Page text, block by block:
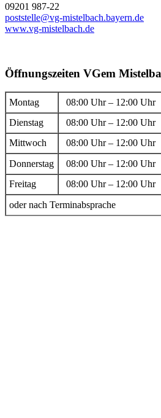
09201 987-22
poststelle@vg-mistelbach.bayern.de
www.vg-mistelbach.de
Öffnungszeiten VGem
Montag 08:00 Uhr – 12:00 Uhr
Dienstag
08:00 Uhr – 12:00 Uhr
Mittwoch
08:00 Uhr – 12:00 Uhr
Donnerstag
08:00 Uhr – 12:00 Uhr
Freitag
08:00 Uhr – 12:00 Uhr
oder nach Terminabsprache